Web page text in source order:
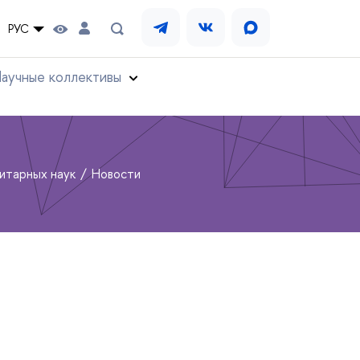
РУС
коллективы
наук Новости